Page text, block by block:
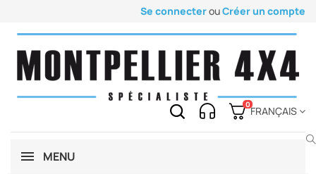
Se connecterouCréer un compte
0
FRANÇAIS
MENU